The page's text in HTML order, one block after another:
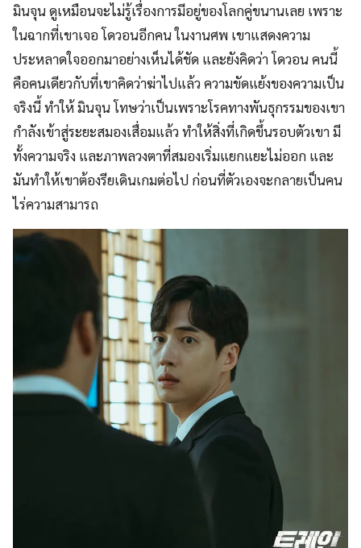
มินจุน ดูเหมือนจะไม่รู้เรื่องการมีอยู่ของโลกคู่ขนานเลย เพราะ
ในฉากที่เขาเจอ โดวอนอีกคน ในงานศพ เขาแสดงความ
ประหลาดใจออกมาอย่างเห็นได้ชัด และยังคิดว่า โดวอน คนนี้
คือคนเดียวกับที่เขาคิดว่าฆ่าไปแล้ว ความขัดแย้งของความเป็น
จริงนี้ ทำให้ มินจุน โทษว่าเป็นเพราะโรคทางพันธุกรรมของเขา
กำลังเข้าสู่ระยะสมองเสื่อมแล้ว ทำให้สิ่งที่เกิดขึ้นรอบตัวเขา มี
ทั้งความจริง และภาพลวงตาที่สมองเริ่มแยกแยะไม่ออก และ
มันทำให้เขาต้องรียเดินเกมต่อไป ก่อนที่ตัวเองจะกลายเป็นคน
ไร่ความสามารถ